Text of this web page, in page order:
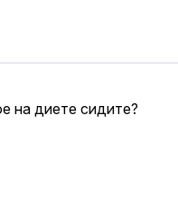
на диете сидите?